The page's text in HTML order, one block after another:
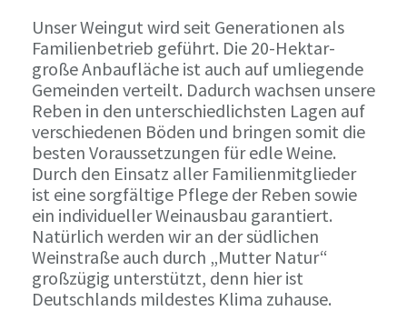
Unser Weingut wird seit Generationen als
Familienbetrieb geführt. Die 20-Hektar-
große Anbaufläche ist auch auf umliegende
Gemeinden verteilt. Dadurch wachsen unsere
Reben in den unterschiedlichsten Lagen auf
verschiedenen Böden und bringen somit die
besten Voraussetzungen für edle Weine.
Durch den Einsatz aller Familienmitglieder
ist eine sorgfältige Pflege der Reben sowie
ein individueller Weinausbau garantiert.
Natürlich werden wir an der südlichen
Weinstraße auch durch „Mutter Natur“
großzügig unterstützt, denn hier ist
Deutschlands mildestes Klima zuhause.